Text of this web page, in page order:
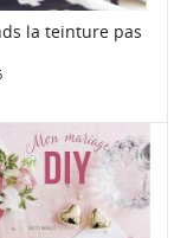
la teinture pas